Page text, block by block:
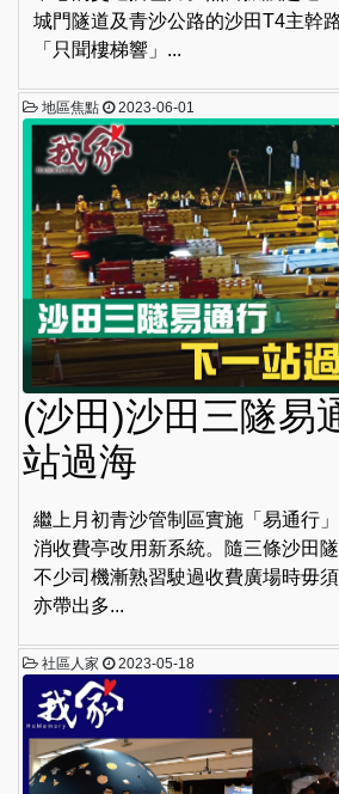
城門隧道及青沙公路的沙田T4主幹
「只聞樓梯響」...
地區焦點 2023-06-01
(沙田)沙田三隧易
站過海
繼上月初青沙管制區實施「易通行
消收費亭改用新系統。隨三條沙田
不少司機漸熟習駛過收費廣場時毋
亦帶出多...
社區人家 2023-05-18